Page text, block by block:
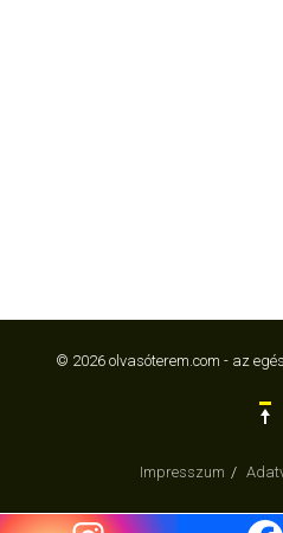
© 2026 olvasóterem.com - az
Impresszum